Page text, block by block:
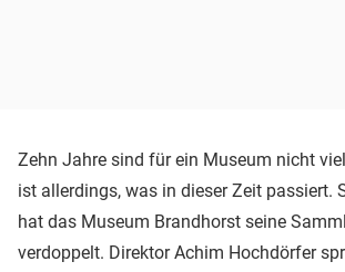
Zehn Jahre sind für ein Museum nicht
ist allerdings, was in dieser Zeit passiert.
hat das Museum Brandhorst seine
verdoppelt. Direktor Achim Hochdörfer